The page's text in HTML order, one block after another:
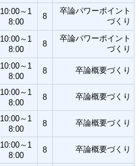
10:00～1
8:00
8
卒論パワーポイント
づくり
10:00～1
8:00
8
卒論パワーポイント
づくり
10:00～1
8:00
8 卒論概要づくり
10:00～1
8:00
8 卒論概要づくり
10:00～1
8:00
8 卒論概要づくり
10:00～1
8:00
8 卒論概要づくり